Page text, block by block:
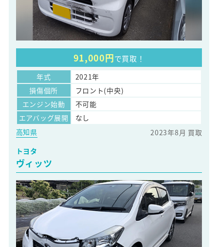
91,000円で買取！
年式
2021年
損傷個所
フロント(中央)
エンジン始動
不可能
エアバッグ展開
なし
高知県
2023年8月 買取
トヨタ
ヴィッツ